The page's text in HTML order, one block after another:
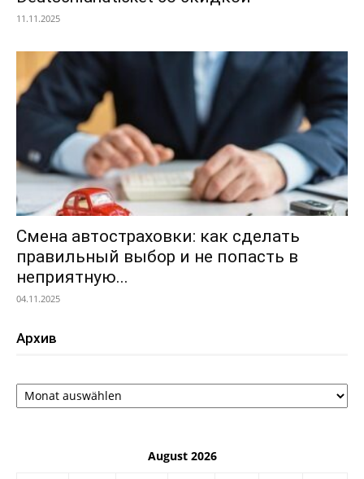
11.11.2025
Смена автостраховки: как сделать
правильный выбор и не попасть в
неприятную...
04.11.2025
Архив
Архив
August 2026